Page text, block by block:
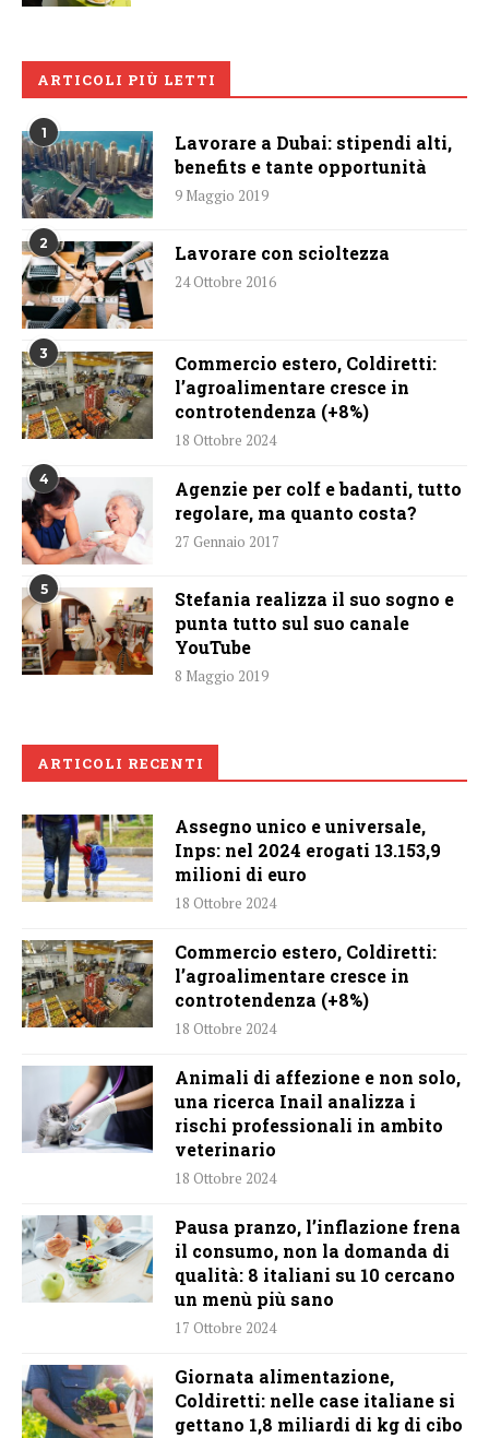
ARTICOLI PIÙ LETTI
1
Lavorare a Dubai: stipendi alti,
benefits e tante opportunità
9 Maggio 2019
2 Lavorare con scioltezza
24 Ottobre 2016
3
Commercio estero, Coldiretti:
l’agroalimentare cresce in
controtendenza (+8%)
18 Ottobre 2024
4
Agenzie per colf e badanti, tutto
regolare, ma quanto costa?
27 Gennaio 2017
5
Stefania realizza il suo sogno e
punta tutto sul suo canale
YouTube
8 Maggio 2019
ARTICOLI RECENTI
Assegno unico e universale,
Inps: nel 2024 erogati 13.153,9
milioni di euro
18 Ottobre 2024
Commercio estero, Coldiretti:
l’agroalimentare cresce in
controtendenza (+8%)
18 Ottobre 2024
Animali di affezione e non solo,
una ricerca Inail analizza i
rischi professionali in ambito
veterinario
18 Ottobre 2024
Pausa pranzo, l’inflazione frena
il consumo, non la domanda di
qualità: 8 italiani su 10 cercano
un menù più sano
17 Ottobre 2024
Giornata alimentazione,
Coldiretti: nelle case italiane si
gettano 1,8 miliardi di kg di cibo